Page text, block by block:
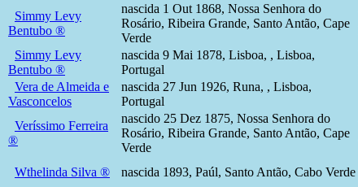
Simmy Levy
Bentubo ®
nascida 1 Out 1868, Nossa Senhora do
Rosário, Ribeira Grande, Santo Antão, Cape
Verde
Simmy Levy
Bentubo ®
nascida 9 Mai 1878, Lisboa, , Lisboa,
Portugal
Vera de Almeida e
Vasconcelos
nascida 27 Jun 1926, Runa, , Lisboa,
Portugal
Veríssimo Ferreira
®
nascido 25 Dez 1875, Nossa Senhora do
Rosário, Ribeira Grande, Santo Antão, Cape
Verde
Wthelinda Silva ® nascida 1893, Paúl, Santo Antão, Cabo Verde